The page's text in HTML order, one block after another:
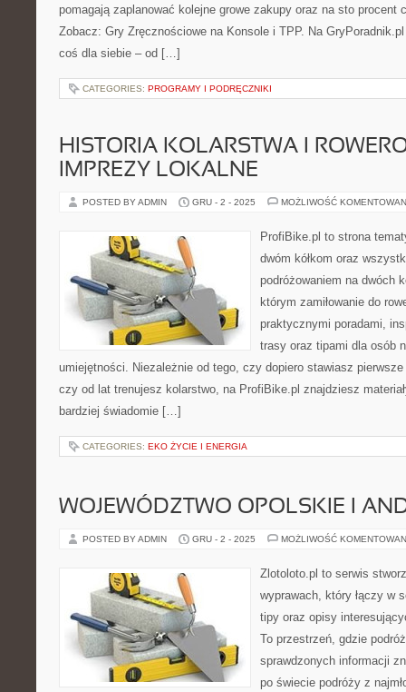
pomagają zaplanować kolejne growe zakupy oraz na sto procent
Zobacz: Gry Zręcznościowe na Konsole i TPP. Na
coś dla siebie – od […]
CATEGORIES: PROGRAMY I PODRĘCZNIKI
HISTORIA KOLARSTWA I
IMPREZY LOKALNE
POSTED BY ADMIN GRU - 2 - 2025 MOŻLIWOŚĆ
ProfiBike.pl to strona
dwóm kółkom oraz
podróżowaniem na dwóch
którym zamiłowanie do
praktycznymi poradami,
trasy oraz tipami dla osób
umiejętności. Niezależnie od tego, czy dopiero stawiasz
czy od lat trenujesz kolarstwo, na ProfiBike.pl znajdziesz
bardziej świadomie […]
CATEGORIES: EKO ŻYCIE I ENERGIA
WOJEWÓDZTWO OPOLSKIE I
POSTED BY ADMIN GRU - 2 - 2025 MOŻLIWOŚĆ
Zlotoloto.pl to serwis
wyprawach, który łączy w
tipy oraz opisy
To przestrzeń, gdzie
sprawdzonych informacji
po świecie podróży z